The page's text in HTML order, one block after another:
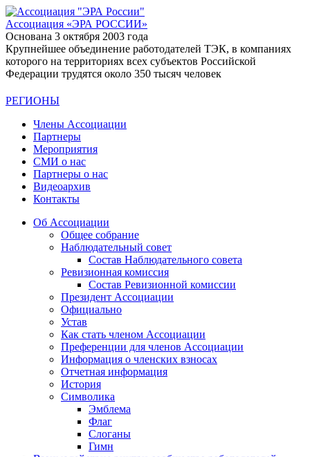
Ассоциация «ЭРА РОССИИ»
Основана 3 октября 2003 года
Крупнейшее объединение работодателей ТЭК, в компаниях
которого на территориях всех субъектов Российской
Федерации трудятся около 350 тысяч человек
РЕГИОНЫ
Члены Ассоциации
Партнеры
Мероприятия
СМИ о нас
Партнеры о нас
Видеоархив
Контакты
Об Ассоциации
Общее собрание
Наблюдательный совет
Состав Наблюдательного совета
Ревизионная комиссия
Состав Ревизионной комиссии
Президент Ассоциации
Официально
Устав
Как стать членом Ассоциации
Преференции для членов Ассоциации
Информация о членских взносах
Отчетная информация
История
Символика
Эмблема
Флаг
Слоганы
Гимн